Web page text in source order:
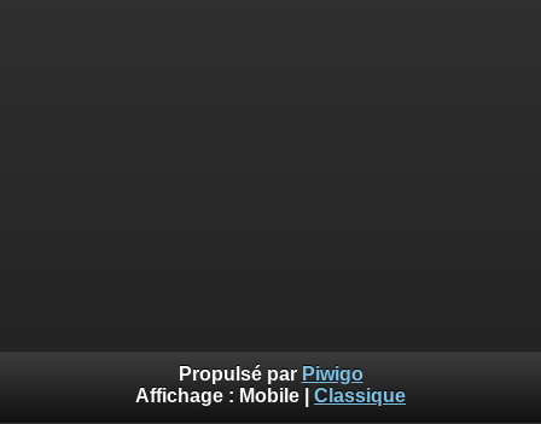
Propulsé par Piwigo
Affichage : Mobile Classique